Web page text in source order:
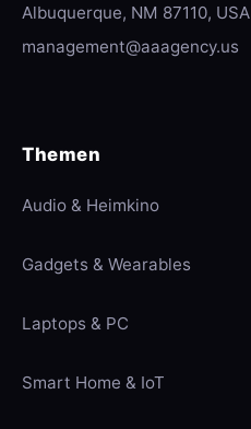
Albuquerque, NM 87110, USA
management@aaagency.us
Themen
Audio & Heimkino
Gadgets & Wearables
Laptops & PC
Smart Home & IoT